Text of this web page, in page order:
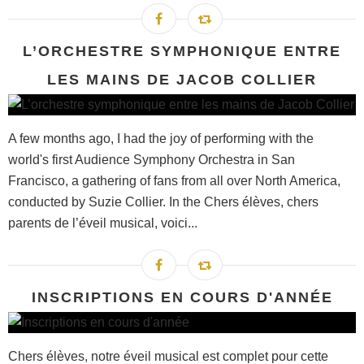
L’ORCHESTRE SYMPHONIQUE ENTRE
LES MAINS DE JACOB COLLIER
A few months ago, I had the joy of performing with the
world's first Audience Symphony Orchestra in San
Francisco, a gathering of fans from all over North America,
conducted by Suzie Collier. In the Chers élèves, chers
parents de l’éveil musical, voici...
INSCRIPTIONS EN COURS D'ANNÉE
Chers élèves, notre éveil musical est complet pour cette